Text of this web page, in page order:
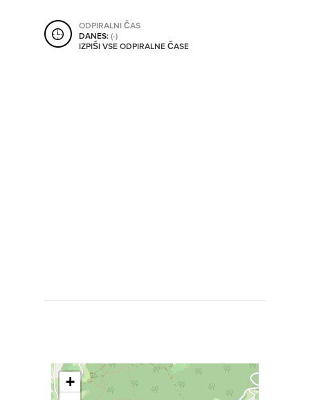
ODPIRALNI ČAS
DANES:(-)
IZPIŠI VSE ODPIRALNE ČASE
+